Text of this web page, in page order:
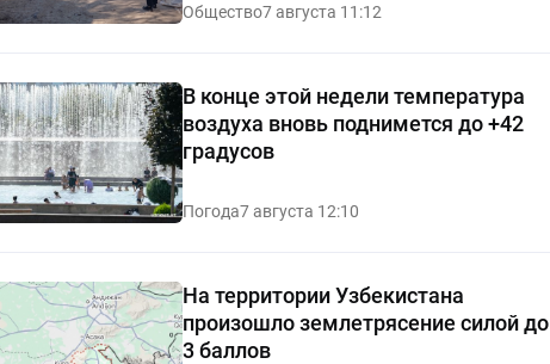
Общество7 августа 11:12
В конце этой недели температура
воздуха вновь поднимется до +42
градусов
Погода7 августа 12:10
На территории Узбекистана
произошло землетрясение силой до
3 баллов